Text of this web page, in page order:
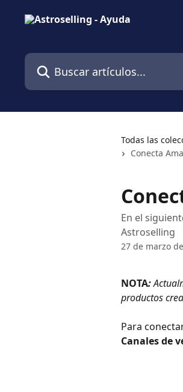
Buscar artículos...
Todas las
Conecta
En el
Astroselling
27 de marzo
NOTA:
productos
Para
Canales de